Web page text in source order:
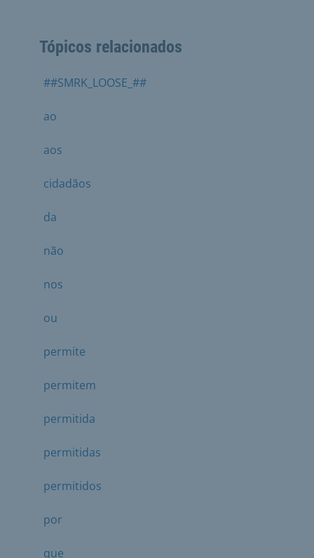
Tópicos relacionados
##SMRK_LOOSE_##
ao
aos
cidadãos
da
não
nos
ou
permite
permitem
permitida
permitidas
permitidos
por
que